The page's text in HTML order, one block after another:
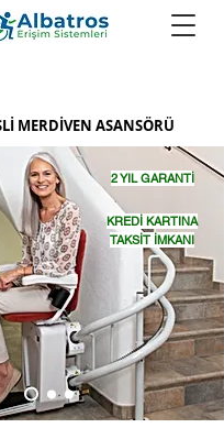
MERDİVEN ASANSÖRÜ
2 YIL GARANTİ
KREDİ KARTINA
TAKSİT İMKANI